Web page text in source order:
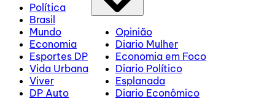
Política
Brasil
Mundo
Economia
Esportes DP
Vida Urbana
Viver
DP Auto
Opinião
Diario Mulher
Economia em Foco
Diario Político
Esplanada
Diario Econômico